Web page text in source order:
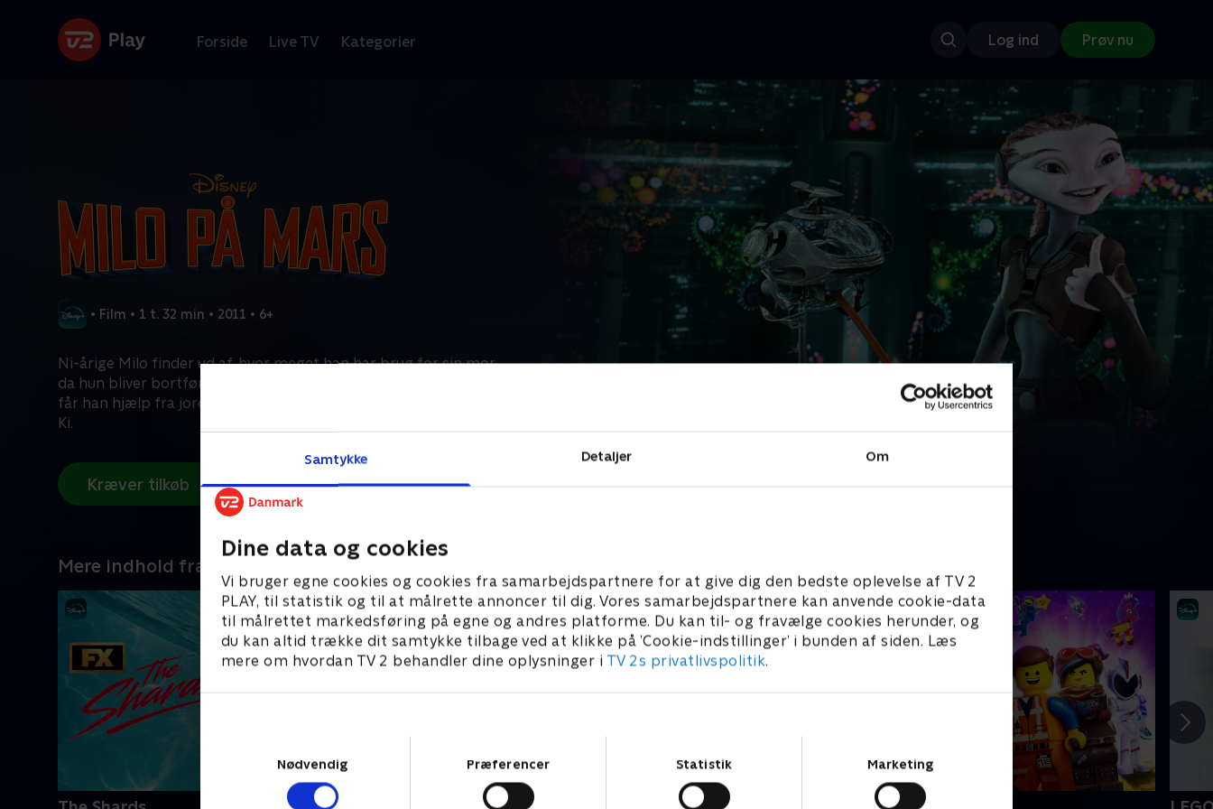
Samtykke Detaljer Om
Dine data og cookies
Vi bruger egne cookies og cookies fra samarbejdspartnere for at give dig den bedste oplevelse af TV 2
PLAY, til statistik og til at målrette annoncer til dig. Vores samarbejdspartnere kan anvende cookie-data
til målrettet markedsføring på egne og andres platforme. Du kan til- og fravælge cookies herunder, og
du kan altid trække dit samtykke tilbage ved at klikke på ’Cookie-indstillinger’ i bunden af siden. Læs
mere om hvordan TV 2 behandler dine oplysninger i TV 2s privatlivspolitik.
Nødvendig
Præferencer Statistik Marketing
Forside Live TV Kategorier Log ind Prøv nu
• Film • 1 t. 32 min • 2011 • 6+
Ni-årige Milo finder ud af, hvor meget han har brug for sin mor,
da hun bliver bortført af marsboere. I forsøg på at redde hende
får han hjælp fra jordboeren Gribble og en Marspige ved navn
Ki.
Kræver tilkøb
Mere indhold fra Disney+